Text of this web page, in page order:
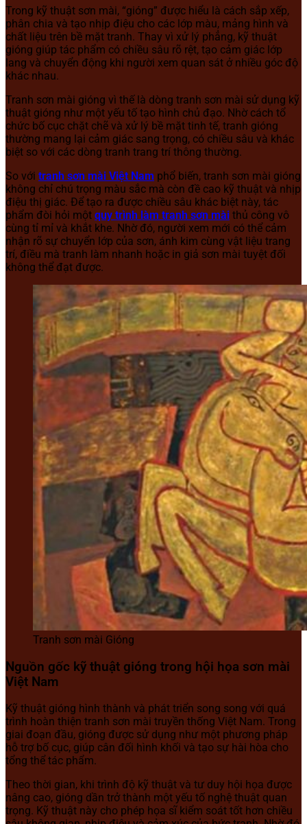
Trong kỹ thuật sơn mài, “gióng” được hiểu là cách sắp xếp,
phân chia và tạo nhịp điệu cho các lớp màu, mảng hình và
chất liệu trên bề mặt tranh. Thay vì xử lý phẳng, kỹ thuật
gióng giúp tác phẩm có chiều sâu rõ rệt, tạo cảm giác lớp
lang và chuyển động khi người xem quan sát ở nhiều góc độ
khác nhau.
Tranh sơn mài gióng vì thế là dòng tranh sơn mài sử dụng kỹ
thuật gióng như một yếu tố tạo hình chủ đạo. Nhờ cách tổ
chức bố cục chặt chẽ và xử lý bề mặt tinh tế, tranh gióng
thường mang lại cảm giác sang trọng, có chiều sâu và khác
biệt so với các dòng tranh trang trí thông thường.
So với tranh sơn mài Việt Nam phổ biến, tranh sơn mài gióng
không chỉ chú trọng màu sắc mà còn đề cao kỹ thuật và nhịp
điệu thị giác. Để tạo ra được chiều sâu khác biệt này, tác
phẩm đòi hỏi một quy trình làm tranh sơn mài thủ công vô
cùng tỉ mỉ và khắt khe. Nhờ đó, người xem mới có thể cảm
nhận rõ sự chuyển lớp của sơn, ánh kim cùng vật liệu trang
trí, điều mà tranh làm nhanh hoặc in giả sơn mài tuyệt đối
không thể đạt được.
Tranh sơn mài Gióng
Nguồn gốc kỹ thuật gióng trong hội họa sơn mài
Việt Nam
Kỹ thuật gióng hình thành và phát triển song song với quá
trình hoàn thiện tranh sơn mài truyền thống Việt Nam. Trong
giai đoạn đầu, gióng được sử dụng như một phương pháp
hỗ trợ bố cục, giúp cân đối hình khối và tạo sự hài hòa cho
tổng thể tác phẩm.
Theo thời gian, khi trình độ kỹ thuật và tư duy hội họa được
nâng cao, gióng dần trở thành một yếu tố nghệ thuật quan
trọng. Kỹ thuật này cho phép họa sĩ kiểm soát tốt hơn chiều